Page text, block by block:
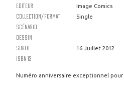
EDITEUR Image Comics
COLLECTION/FORMAT Single
SCÉNARIO
DESSIN
SORTIE
16 Juillet 2012
ISBN 13
Numéro anniversaire exceptionnel pour